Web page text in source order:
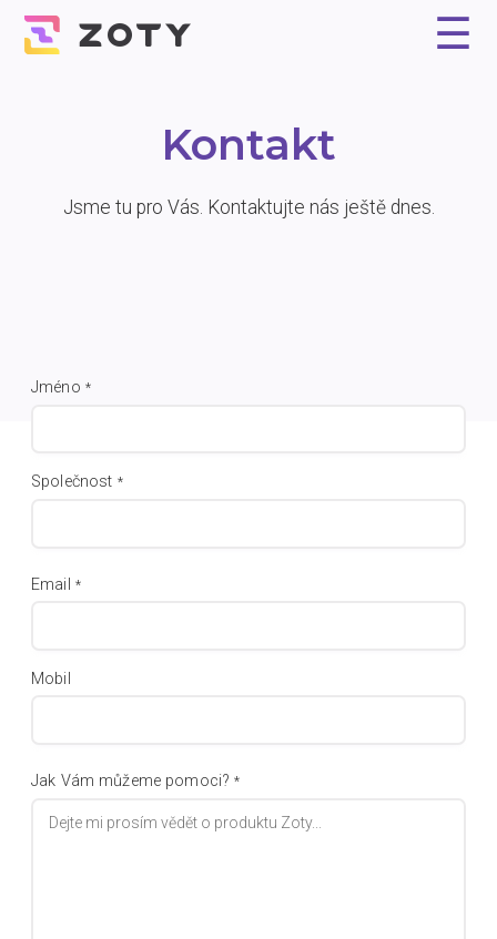
☰
Kontakt
Jsme tu pro Vás. Kontaktujte nás ještě dnes.
Jméno *
Společnost *
Email *
Mobil
Jak Vám můžeme pomoci?*